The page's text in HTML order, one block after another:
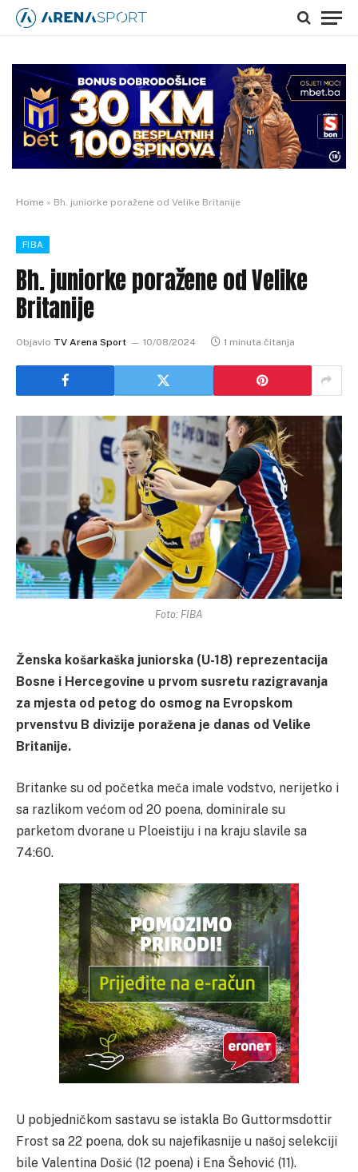
Home » Bh. juniorke poražene od Velike Britanije
FIBA
Bh. juniorke poražene od Velike
Britanije
Objavio TV Arena Sport 10/08/2024 1 minuta čitanja
Foto: FIBA
Ženska košarkaška juniorska (U-18) reprezentacija
Bosne i Hercegovine u prvom susretu razigravanja
za mjesta od petog do osmog na Evropskom
prvenstvu B divizije poražena je danas od Velike
Britanije.
Britanke su od početka meča imale vodstvo, nerijetko i
sa razlikom većom od 20 poena, dominirale su
parketom dvorane u Ploeistiju i na kraju slavile sa
74:60.
U pobjedničkom sastavu se istakla Bo Guttormsdottir
Frost sa 22 poena, dok su najefikasnije u našoj selekciji
bile Valentina Došić (12 poena) i Ena Šehović (11).